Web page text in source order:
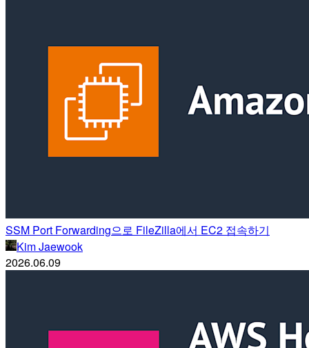
SSM Port Forwarding으로 FileZilla에서 EC2 접속하기
Kim Jaewook
2026.06.09